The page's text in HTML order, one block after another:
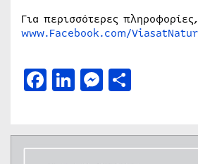
Για περισσότερες
www.Facebook.com/
Facebook
LinkedIn